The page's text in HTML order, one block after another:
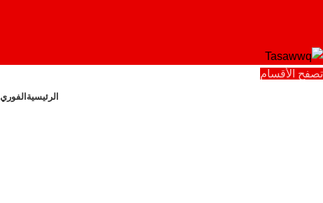
تصفح الأقسام
الرئيسيةالفوري